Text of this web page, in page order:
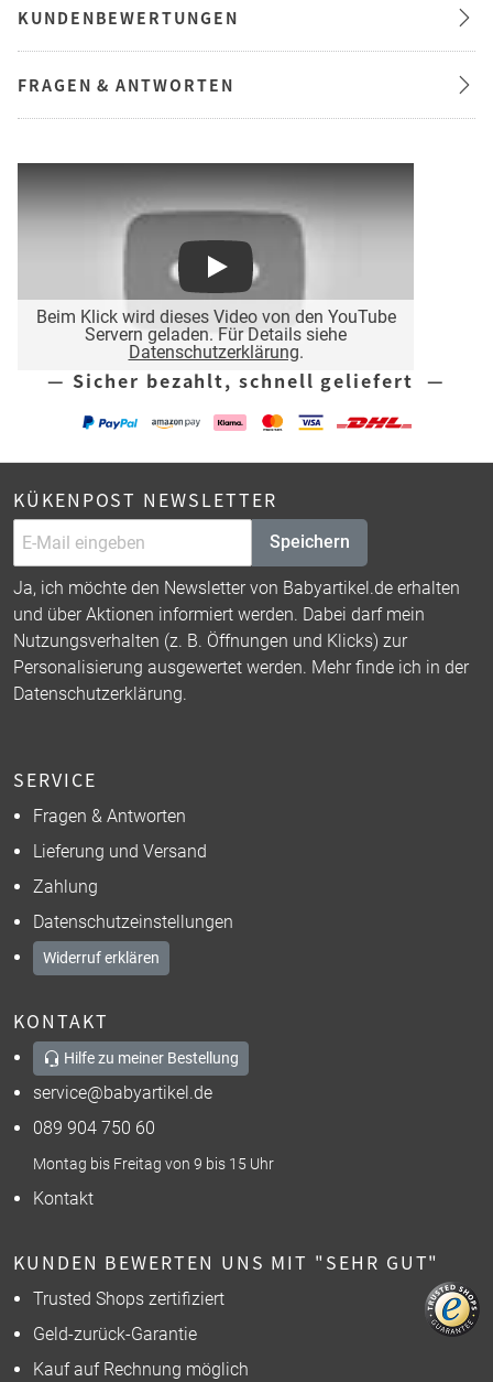
KUNDENBEWERTUNGEN
FRAGEN & ANTWORTEN
Beim Klick wird dieses Video von den YouTube
Servern geladen. Für Details siehe
Datenschutzerklärung.
Play
— Sicher bezahlt, schnell geliefert —
KÜKENPOST NEWSLETTER
Speichern
Ja, ich möchte den Newsletter von Babyartikel.de erhalten
und über Aktionen informiert werden. Dabei darf mein
Nutzungsverhalten (z. B. Öffnungen und Klicks) zur
Personalisierung ausgewertet werden. Mehr finde ich in der
Datenschutzerklärung.
SERVICE
Fragen & Antworten
Lieferung und Versand
Zahlung
Datenschutzeinstellungen
Widerruf erklären
KONTAKT
Hilfe zu meiner Bestellung
service@babyartikel.de
089 904 750 60
Montag bis Freitag von 9 bis 15 Uhr
Kontakt
KUNDEN BEWERTEN UNS MIT "SEHR GUT"
Trusted Shops zertifiziert
Geld-zurück-Garantie
Kauf auf Rechnung möglich